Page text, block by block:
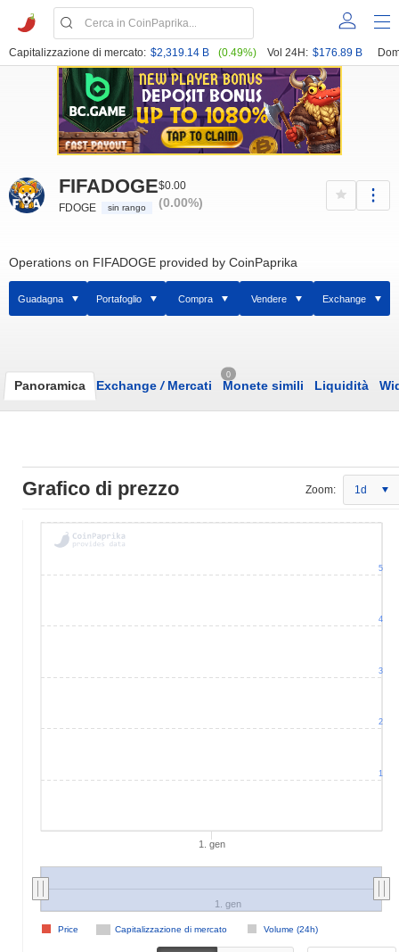
Capitalizzazione di mercato: $2,319.14 B (0.49%) Vol 24H: $176.89 B
FIFADOGE
FDOGE sin rango
$0.00
(0.00%)
Operations on FIFADOGE provided by CoinPaprika
Guadagna Portafoglio Compra Vendere Exchange
Panoramica Exchange /Mercati
0
Monete simili Liquidità
Grafico di prezzo Zoom: 1d
1. gen
Capitalizzazione di mercato Volume (24h)
Price
1. gen
1
2
3
4
5